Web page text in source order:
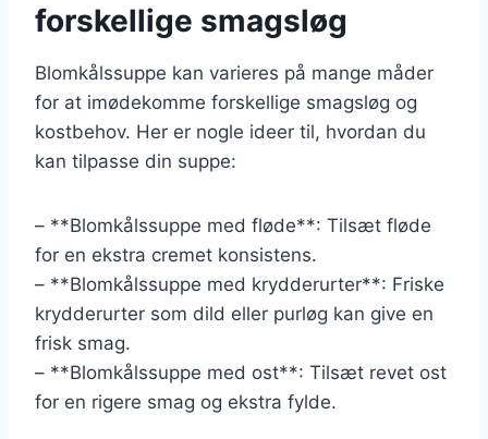
forskellige smagsløg
Blomkålssuppe kan varieres på mange måder
for at imødekomme forskellige smagsløg og
kostbehov. Her er nogle ideer til, hvordan du
kan tilpasse din suppe:
– **Blomkålssuppe med fløde**: Tilsæt fløde
for en ekstra cremet konsistens.
– **Blomkålssuppe med krydderurter**: Friske
krydderurter som dild eller purløg kan give en
frisk smag.
– **Blomkålssuppe med ost**: Tilsæt revet ost
for en rigere smag og ekstra fylde.